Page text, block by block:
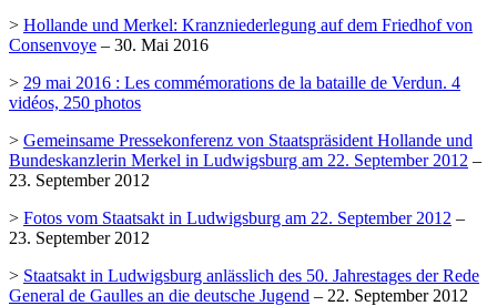
> Hollande und Merkel: Kranzniederlegung auf dem Friedhof von
Consenvoye – 30. Mai 2016
> 29 mai 2016 : Les commémorations de la bataille de Verdun. 4
vidéos, 250 photos
> Gemeinsame Pressekonferenz von Staatspräsident Hollande und
Bundeskanzlerin Merkel in Ludwigsburg am 22. September 2012 –
23. September 2012
> Fotos vom Staatsakt in Ludwigsburg am 22. September 2012 –
23. September 2012
> Staatsakt in Ludwigsburg anlässlich des 50. Jahrestages der Rede
General de Gaulles an die deutsche Jugend – 22. September 2012